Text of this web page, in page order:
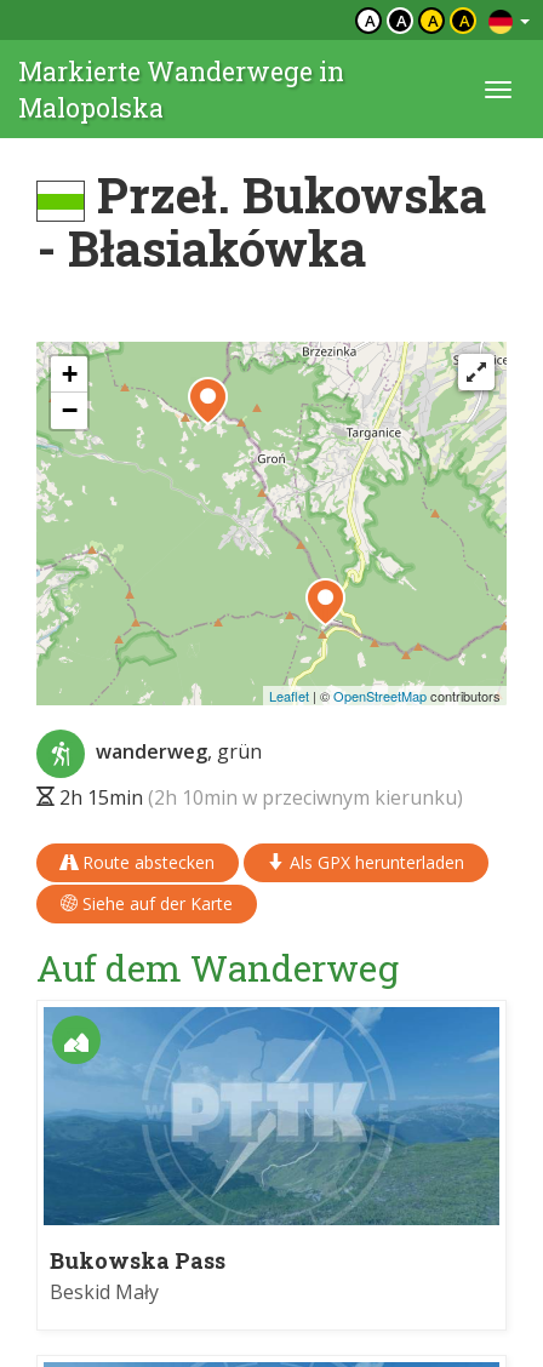
A A A A
Markierte Wanderwege in
Malopolska
Przeł. Bukowska
- Błasiakówka
+
−
Leaflet | ©OpenStreetMapcontributors
wanderweg, grün
2h 15min (2h 10min w przeciwnym kierunku)
Route abstecken
Als GPX herunterladen
Siehe auf der Karte
Auf dem Wanderweg
Bukowska Pass
Beskid Mały